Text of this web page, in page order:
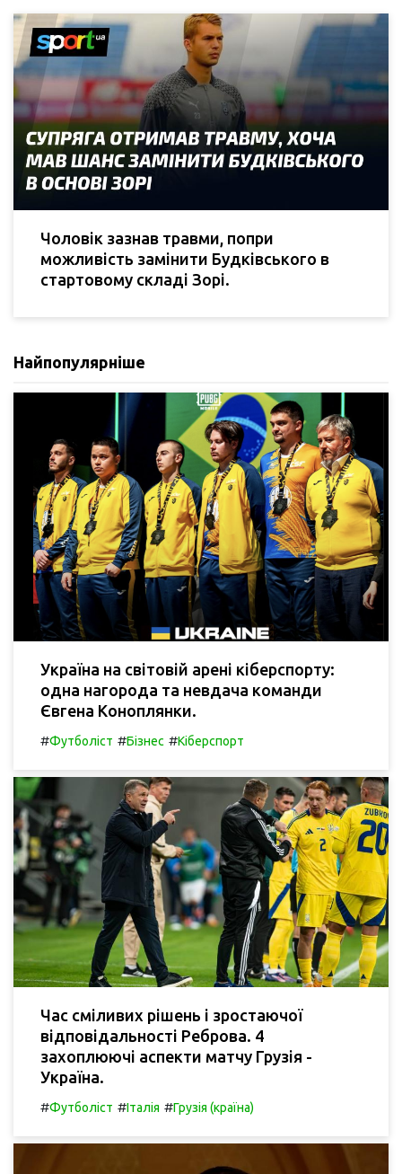
Чоловік зазнав травми, попри
можливість замінити Будківського в
стартовому складі Зорі.
Найпопулярніше
Україна на світовій арені кіберспорту:
одна нагорода та невдача команди
Євгена Коноплянки.
#Футболіст #Бізнес #Кіберспорт
Час сміливих рішень і зростаючої
відповідальності Реброва. 4
захоплюючі аспекти матчу Грузія -
Україна.
#Футболіст #Італія #Грузія (країна)